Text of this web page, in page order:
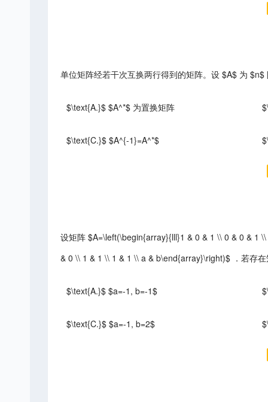
单位矩阵经若干次互换两行得到的矩阵。设 $A$ 为
$\text{A.}$ $A^*$ 为置换矩阵
$\text{C.}$ $A^{-1}=A^*$
设矩阵 $A=\left(\begin{array}{lll}1 & 0 & 1 \\ 0 & 0 & 1
& 0 \\ 1 & 1 \\ 1 & 1 \\ a & b\end{array}\right)$ ．若存
$\text{A.}$ $a=-1, b=-1$
$\text{C.}$ $a=-1, b=2$